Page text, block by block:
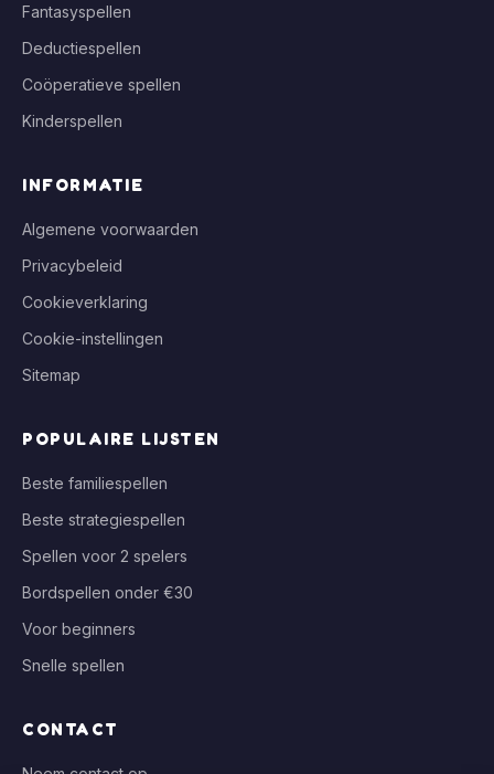
Fantasyspellen
Deductiespellen
Coöperatieve spellen
Kinderspellen
INFORMATIE
Algemene voorwaarden
Privacybeleid
Cookieverklaring
Cookie-instellingen
Sitemap
POPULAIRE LIJSTEN
Beste familiespellen
Beste strategiespellen
Spellen voor 2 spelers
Bordspellen onder €30
Voor beginners
Snelle spellen
CONTACT